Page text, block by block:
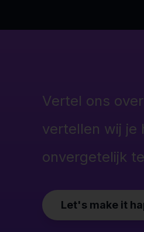
Vertel ons
vertellen wij je
onvergetelijk
Let's make it